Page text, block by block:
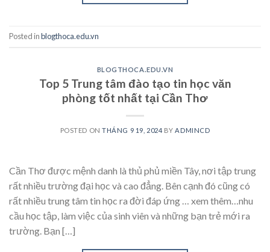
Posted inblogthoca.edu.vn
BLOGTHOCA.EDU.VN
Top 5 Trung tâm đào tạo tin học văn
phòng tốt nhất tại Cần Thơ
POSTED ONTHÁNG 9 19, 2024 BY ADMINCD
Cần Thơ được mệnh danh là thủ phủ miền Tây, nơi tập trung
rất nhiều trường đại học và cao đẳng. Bên cạnh đó cũng có
rất nhiều trung tâm tin học ra đời đáp ứng … xem thêm…nhu
cầu học tập, làm việc của sinh viên và những bạn trẻ mới ra
trường. Bạn […]